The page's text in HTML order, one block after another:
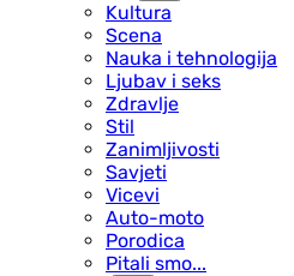
Kultura
Scena
Nauka i tehnologija
Ljubav i seks
Zdravlje
Stil
Zanimljivosti
Savjeti
Vicevi
Auto-moto
Porodica
Pitali smo...